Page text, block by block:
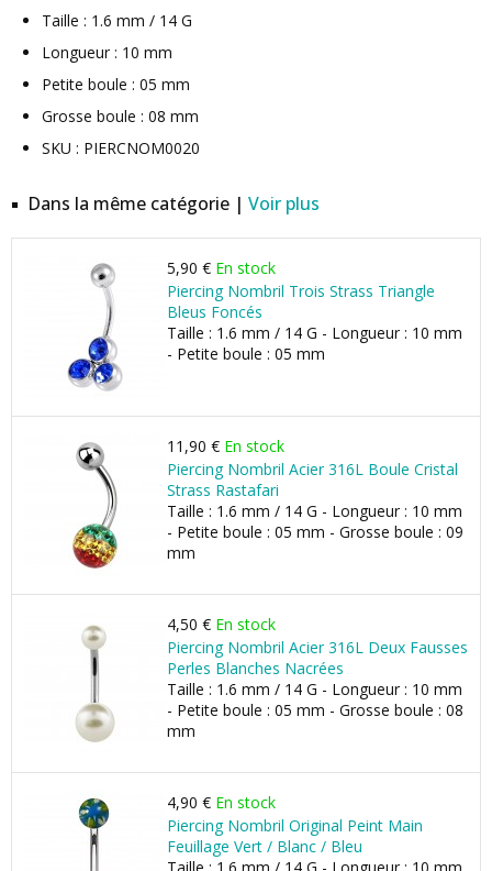
Taille : 1.6 mm / 14 G
Longueur : 10 mm
Petite boule : 05 mm
Grosse boule : 08 mm
SKU : PIERCNOM0020
Dans la même catégorie | Voir plus
5,90 € En stock
Piercing Nombril Trois Strass Triangle
Bleus Foncés
Taille : 1.6 mm / 14 G - Longueur : 10 mm
- Petite boule : 05 mm
11,90 € En stock
Piercing Nombril Acier 316L Boule Cristal
Strass Rastafari
Taille : 1.6 mm / 14 G - Longueur : 10 mm
- Petite boule : 05 mm - Grosse boule : 09
mm
4,50 € En stock
Piercing Nombril Acier 316L Deux Fausses
Perles Blanches Nacrées
Taille : 1.6 mm / 14 G - Longueur : 10 mm
- Petite boule : 05 mm - Grosse boule : 08
mm
4,90 € En stock
Piercing Nombril Original Peint Main
Feuillage Vert / Blanc / Bleu